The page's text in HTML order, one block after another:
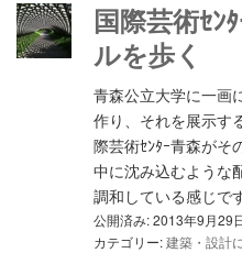
国際芸術ｾ
ルを歩く
青森公立大学に一画
作り、それを展示す
際芸術ｾﾝﾀｰ青森がそ
中に沈み込むような
調和している感じで
公開済み: 2013年9月29
カテゴリー:建築・設計